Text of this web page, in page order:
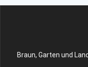
Braun, Garten und